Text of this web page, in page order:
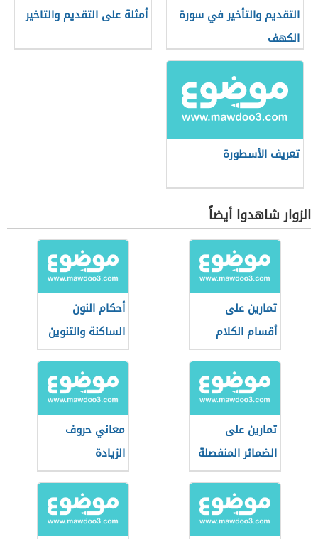
التقديم والتأخير في سورة
الكهف
أمثلة على التقديم والتاخير
تعريف الأسطورة
الزوار شاهدوا أيضاً
تمارين على
أقسام الكلام
أحكام النون
الساكنة والتنوين
تمارين على
الضمائر المنفصلة
معاني حروف
الزيادة